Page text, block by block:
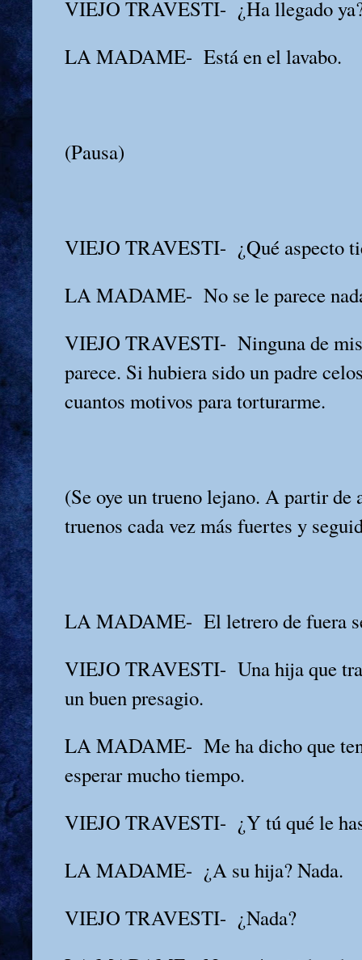
VIEJO TRAVESTI- ¿Ha llegado
LA MADAME- Está en el lavabo.
(Pausa)
VIEJO TRAVESTI- ¿Qué aspecto
LA MADAME- No se le parece
VIEJO TRAVESTI- Ninguna de
parece. Si hubiera sido un padre
cuantos motivos para torturarme.
(Se oye un trueno lejano. A partir de
truenos cada vez más fuertes y
LA MADAME- El letrero de fuera
VIEJO TRAVESTI- Una hija que
un buen presagio.
LA MADAME- Me ha dicho que
esperar mucho tiempo.
VIEJO TRAVESTI- ¿Y tú qué le
LA MADAME- ¿A su hija? Nada.
VIEJO TRAVESTI- ¿Nada?